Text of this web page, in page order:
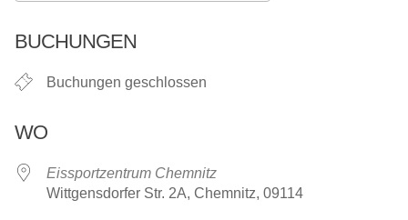
BUCHUNGEN
Buchungen geschlossen
WO
Eissportzentrum Chemnitz
Wittgensdorfer Str. 2A, Chemnitz, 09114